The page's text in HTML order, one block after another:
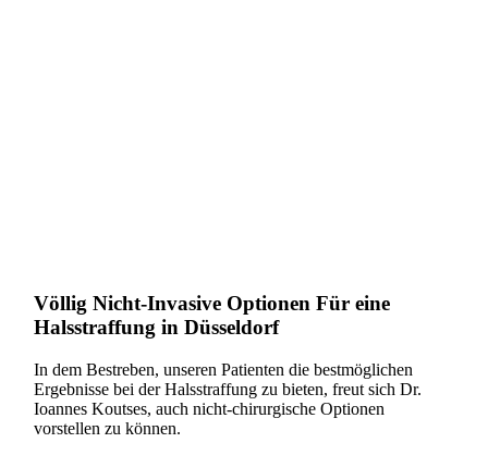
Völlig Nicht-Invasive Optionen Für eine
Halsstraffung in Düsseldorf
In dem Bestreben, unseren Patienten die bestmöglichen
Ergebnisse bei der Halsstraffung zu bieten, freut sich Dr.
Ioannes Koutses, auch nicht-chirurgische Optionen
vorstellen zu können.